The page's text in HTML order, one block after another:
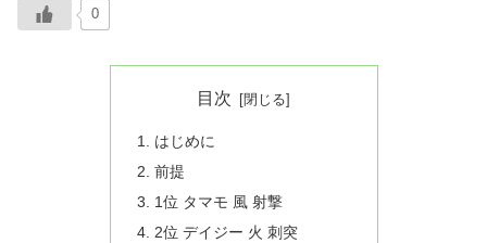
0
目次
はじめに
前提
1位 タマモ 風 射撃
2位 デイジー 火 刺突